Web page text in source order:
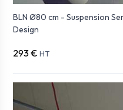
BLN Ø80 cm - Suspension
Design
293 € HT